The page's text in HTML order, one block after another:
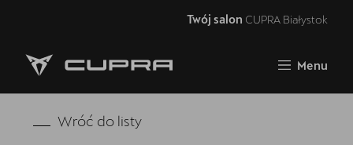
Twój salon CUPRA Białystok
Menu
Strona główna
Oferta i aktualności
Wróć do listy